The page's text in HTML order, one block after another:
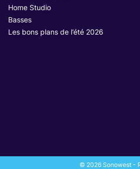
Home Studio
Basses
Les bons plans de l’été 2026
© 2026 Sonowest -